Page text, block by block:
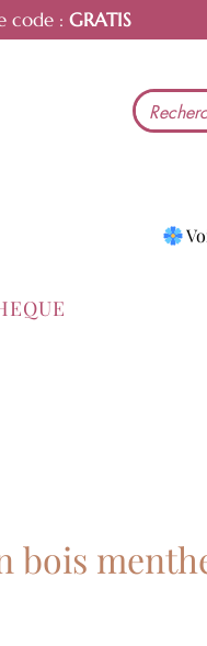
code : GRATIS
bois